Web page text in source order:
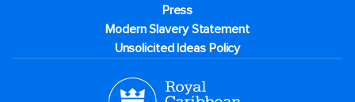
Press
Modern Slavery Statement
Unsolicited Ideas Policy